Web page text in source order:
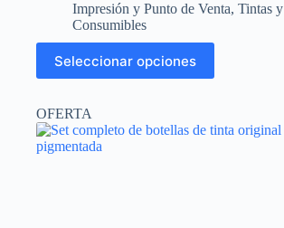
precios:
desde
$10.50
hasta
$12.50
Impresión y Punto de Venta, Tintas y
Consumibles
Seleccionar opciones
Este
producto
tiene
variantes.
Las
opciones
OFERTA